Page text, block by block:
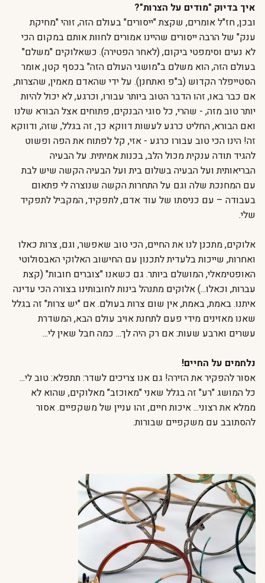
איך בדיוק "מודים על הצרות"?
ובכן, חז"ל אומרים, שקצת "ייסורים" בעולם הזה, זוהי "מחיקת
ענק" של הרבה ייסורים שהיינו אמורים לחוות אותם במקום הכי
לא נעים וסימפטי ביקום, (לאחר הפטירה). כשאלוקים "משלם"
בעולם הזה, הוא משלם ב"מושגי העולם הזה" בכסף קטן, אומר
הסטייפלר הקדוש (ב"פ ואתחנן). על ידי שהאדם מאמין, שהצרות,
אם כבר באו, זהו הדבר הטוב ביותר עבורו, וכרגע, לא יכול להיות
יותר טוב מזה, - שהרי, כל סוגי הבנקים, פתוחים אצל הבורא שלנו
ואם הבורא, החליט כרגע לעשות דווקא כך, זה בגלל, שזה, ודווקא
זה! הינו הכי טוב עבורו כרגע - אזי, קל לפתוח את הפה ופשוט
להגיד תודה ענקית מכול הלב, בכנות אמיתית. על הבעיה
הבריאותית ועל הבעיה בשלום בית ועל הבעיה הקשה שיש לבת
עם המחנכת שלה וגם על התחרות הקשה שנוצרה לי פתאום
בעבודה – עם כניסתו של עוד אדם, לתפקיד, המקביל לתפקיד
שלי.
אלוקים, מתכנן לנו את החיים, הכי טוב שאפשר, וגם, צרות כאלו
ואחרות, שייכות בלעדית לתכנון עם החישוב האלוקי האבסולוטי
האופטימאלי, המושלם ביותר. גם כשאנו "צוברים חובות" (קצת
עברות, וכאלו...) אלוקים מתנהל בינות לחובותינו בצורה הכי עדינה
איתנו. באמת, באמת, אין שום צרות בעולם. אם "יש צרות" זה בגלל
שאנו מאזינים מידי פעם לתחנת אויב עולם הבא, המשדרת
עשרים וארבע שעות: אם רק היה לך... כמה חבל שאין לי...
נלחמים על החיים!
אסור להפקיר את הזירה! גם אנו צריכים לשדר: תתפלא: טוב לי...
כל המושג "רע" זה בגלל שאני "מאוכזב" מאלוקים, שהוא לא
ממלא את רצוני... איכות חיים, זהו עניין של משקפיים. אסור
להסתובב עם משקפיים שבורות.